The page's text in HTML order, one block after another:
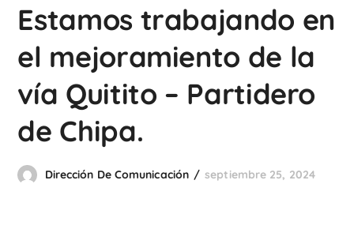
Estamos trabajando en
el mejoramiento de la
vía Quitito – Partidero
de Chipa.
Dirección De Comunicación septiembre 25, 2024